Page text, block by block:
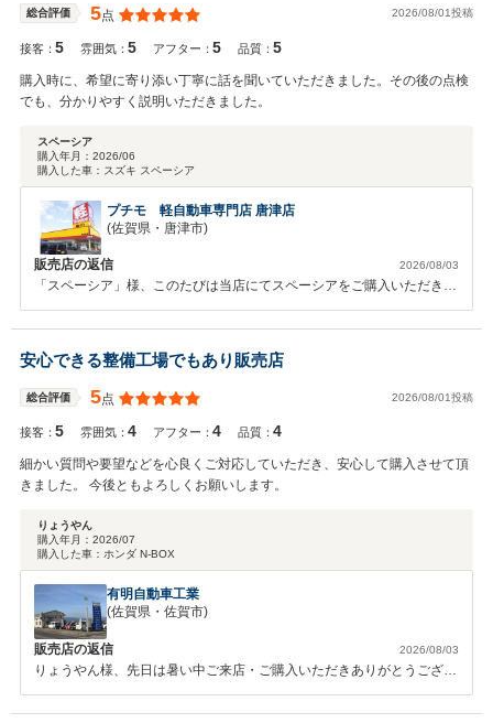
総合評価 5点 2026/08/01投稿
接客：5 雰囲気：5 アフター：5 品質：5
購入時に、希望に寄り添い丁寧に話を聞いていただきました。その後の点検
でも、分かりやすく説明いただきました。
スペーシア
購入年月： 2026/06
購入した車： スズキ スペーシア
プチモ 軽自動車専門店 唐津店
(佐賀県・唐津市)
販売店の返信 2026/08/03
「スペーシア」様、このたびは当店にてスペーシアをご購入いただき、
誠にありがとうございます。 お車選びの際の対応や、その後の点検時
の説明についてお褒めのお言葉をいただき、大変うれしく思っておりま
す。スペーシアは、広々とした室内空間と乗り降りのしやすさ、使い勝
手の良い収納など、毎日の生活に寄り添ってくれる魅力が詰まった一台
です。 これからも安心して快適にお乗りいただけるよう、分かりやす
く丁寧なご案内と、点検・メンテナンスを通してしっかりサポートして
まいります。今後とも末永いお付き合いをよろしくお願いいたします。
安心できる整備工場でもあり販売店
総合評価 5点 2026/08/01投稿
接客：5 雰囲気：4 アフター：4 品質：4
細かい質問や要望などを心良くご対応していただき、安心して購入させて頂
きました。 今後ともよろしくお願いします。
りょうやん
購入年月： 2026/07
購入した車： ホンダ N-BOX
有明自動車工業
(佐賀県・佐賀市)
販売店の返信 2026/08/03
りょうやん様、先日は暑い中ご来店・ご購入いただきありがとうござい
いますが高い評価を いただきありがとうございます。また何かご不明